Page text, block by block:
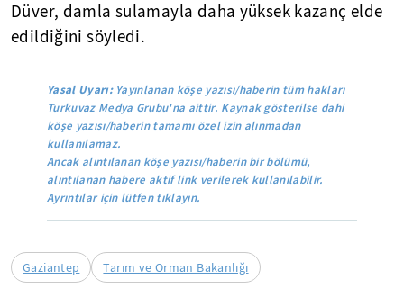
Düver, damla sulamayla daha yüksek kazanç elde
edildiğini söyledi.
Yasal Uyarı:Yayınlanan köşe yazısı/haberin tüm hakları
Turkuvaz Medya Grubu'na aittir. Kaynak gösterilse dahi
köşe yazısı/haberin tamamı özel izin alınmadan
kullanılamaz.
Ancak alıntılanan köşe yazısı/haberin bir bölümü,
alıntılanan habere aktif link verilerek kullanılabilir.
Ayrıntılar için lütfentıklayın.
Gaziantep Tarım ve Orman Bakanlığı